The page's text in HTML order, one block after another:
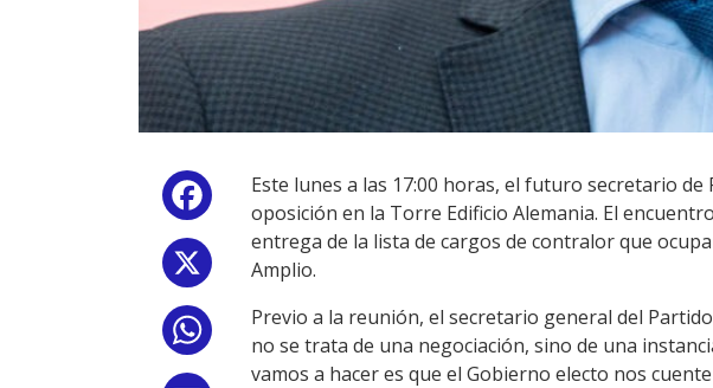
Facebook
WhatsApp
Este lunes a las 17:00 horas, el futuro secretario
oposición en la Torre Edificio Alemania. El
entrega de la lista de cargos de contralor que
Amplio.
Previo a la reunión, el secretario general del
no se trata de una negociación, sino de una
vamos a hacer es que el Gobierno electo nos